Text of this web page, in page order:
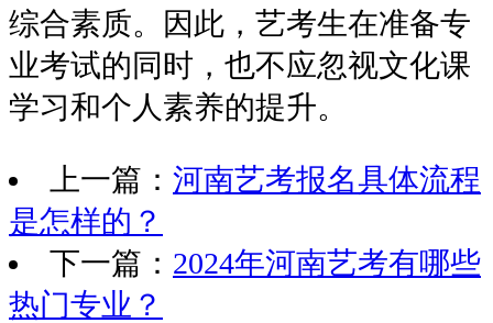
综合素质。因此，艺考生在准备专
业考试的同时，也不应忽视文化课
学习和个人素养的提升。
上一篇： 河南艺考报名具体流程
是怎样的？
下一篇： 2024年河南艺考有哪些
热门专业？